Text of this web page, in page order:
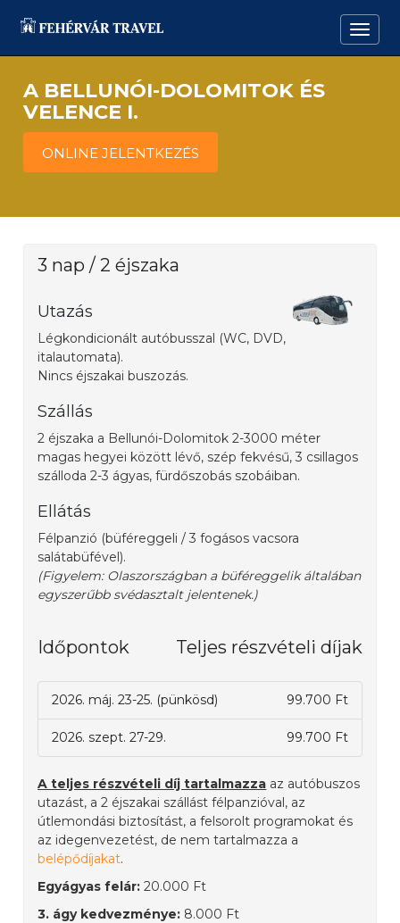
A BELLUNÓI-DOLOMITOK ÉS
VELENCE I.
ONLINE JELENTKEZÉS
3 nap / 2 éjszaka
Utazás
Légkondicionált autóbusszal (WC, DVD,
italautomata).
Nincs éjszakai buszozás.
Szállás
2 éjszaka a Bellunói-Dolomitok 2-3000 méter
magas hegyei között lévő, szép fekvésű, 3 csillagos
szálloda 2-3 ágyas, fürdőszobás szobáiban.
Ellátás
Félpanzió (büféreggeli / 3 fogásos vacsora
salátabüfével).
(Figyelem: Olaszországban a büféreggelik általában
egyszerűbb svédasztalt jelentenek.)
Időpontok Teljes részvételi díjak
2026. máj. 23-25. (pünkösd) 99.700 Ft
2026. szept. 27-29. 99.700 Ft
A teljes részvételi díj tartalmazza az autóbuszos
utazást, a 2 éjszakai szállást félpanzióval, az
útlemondási biztosítást, a felsorolt programokat és
az idegenvezetést, de nem tartalmazza a
belépődíjakat.
Egyágyas felár: 20.000 Ft
3. ágy kedvezménye: 8.000 Ft